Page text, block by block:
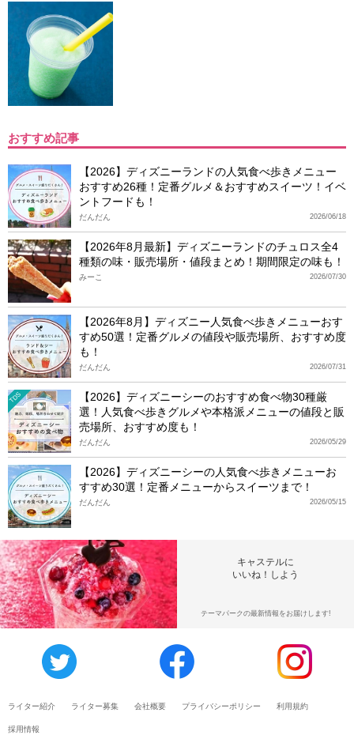
おすすめ記事
【2026】ディズニーランドの人気食べ歩きメニュー
おすすめ26種！定番グルメ＆おすすめスイーツ！イベ
ントフードも！
2026/06/18
だんだん
【2026年8月最新】ディズニーランドのチュロス全4
種類の味・販売場所・値段まとめ！期間限定の味も！
2026/07/30
みーこ
【2026年8月】ディズニー人気食べ歩きメニューおす
すめ50選！定番グルメの値段や販売場所、おすすめ度
も！
2026/07/31
だんだん
TDS
【2026】ディズニーシーのおすすめ食べ物30種厳
選！人気食べ歩きグルメや本格派メニューの値段と販
売場所、おすすめ度も！
2026/05/29
だんだん
【2026】ディズニーシーの人気食べ歩きメニューお
すすめ30選！定番メニューからスイーツまで！
2026/05/15
だんだん
キャステルに
いいね！しよう
テーマパークの最新情報をお届けします!
ライター紹介 ライター募集 会社概要 プライバシーポリシー 利用規約
採用情報